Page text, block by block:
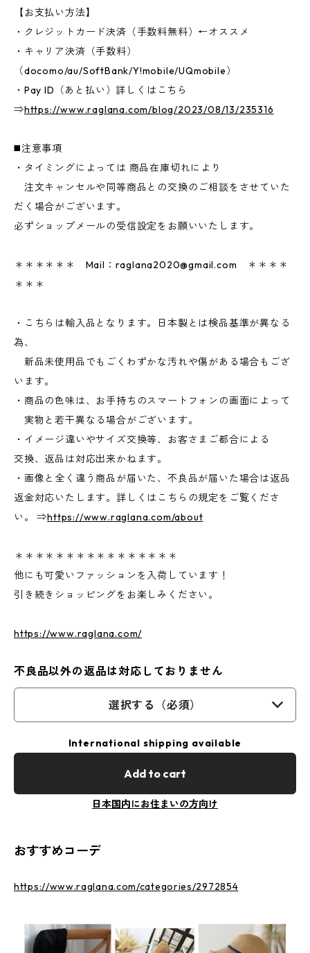
【お支払い方法】
・クレジットカード決済（手数料無料）←オススメ
・キャリア決済（手数料）
（docomo/au/SoftBank/Y!mobile/UQmobile）
・Pay ID（あと払い）詳しくはこちら
⇒https://www.raglana.com/blog/2023/08/13/235316
◼️注意事項
・タイミングによっては 商品在庫切れにより
注文キャンセルや同等商品との交換のご相談をさせていた
だく場合がございます。
必ずショップメールの受信設定をお願いいたします。
＊＊＊＊＊＊ Mail： raglana2020@gmail.com ＊＊＊＊
＊＊＊
・こちらは輸入品となります。日本製とは検品基準が異なる
為、
新品未使用品でもごくわずかな汚れや傷がある場合もござ
います。
・商品の色味は、お手持ちのスマートフォンの画面によって
実物と若干異なる場合がございます。
・イメージ違いやサイズ交換等、お客さまご都合による
交換、返品は対応出来かねます。
・画像と全く違う商品が届いた、不良品が届いた場合は返品
返金対応いたします。詳しくはこちらの規定をご覧くださ
い。 ⇒https://www.raglana.com/about
＊＊＊＊＊＊＊＊＊＊＊＊＊＊＊＊
他にも可愛いファッションを入荷しています！
引き続きショッピングをお楽しみください。
https://www.raglana.com/
不良品以外の返品は対応しておりません
選択する（必須）
International shipping available
Add to cart
日本国内にお住まいの方向け
おすすめコーデ
https://www.raglana.com/categories/2972854